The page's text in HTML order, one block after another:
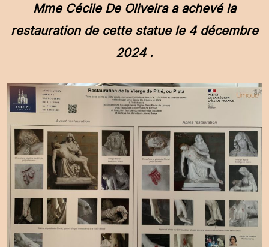
Mme Cécile De Oliveira a achevé la
restauration de cette statue le 4 décembre
2024 .